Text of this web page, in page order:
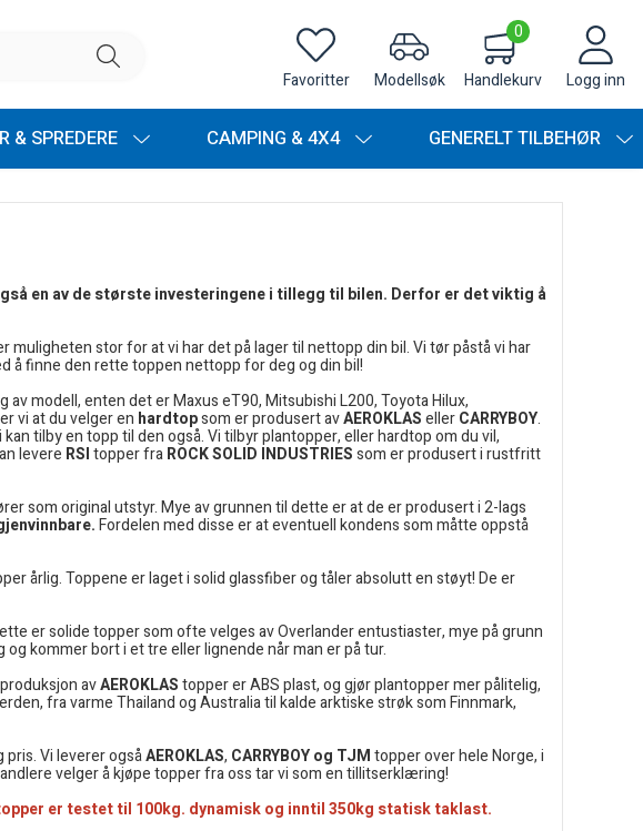
Favoritter Modellsøk
0
Handlekurv Logg inn
& SPREDERE CAMPING & 4X4 GENERELT TILBEHØR
en av de største investeringene i tillegg til bilen. Derfor er det viktig å
stor for at vi har det på lager til nettopp din bil. Vi tør påstå vi har
å finne den rette toppen nettopp for deg og din bil!
av modell, enten det er Maxus eT90, Mitsubishi L200, Toyota Hilux,
vi at du velger en hardtopsom er produsert avAEROKLASellerCARRYBOY.
tilby en topp til den også. Vi tilbyr plantopper, eller hardtop om du vil,
levere RSItopper fraROCK SOLID INDUSTRIESsom er produsert i rustfritt
som original utstyr. Mye av grunnen til dette er at de er produsert i 2-lags
Fordelen med disse er at eventuell kondens som måtte oppstå
årlig. Toppene er laget i solid glassfiber og tåler absolutt en støyt! De er
er solide topper som ofte velges av Overlander entustiaster, mye på grunn
kommer bort i et tre eller lignende når man er på tur.
avAEROKLAStopper er ABS plast, og gjør plantopper mer pålitelig,
fra varme Thailand og Australia til kalde arktiske strøk som Finnmark,
Vi leverer ogsåAEROKLAS, CARRYBOY og TJMtopper over hele Norge, i
velger å kjøpe topper fra oss tar vi som en tillitserklæring!
er testet til 100kg. dynamisk og inntil 350kg statisk taklast.